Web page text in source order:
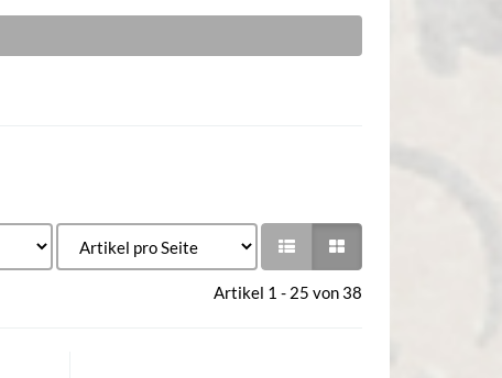
Artikel 1 - 25 von 38